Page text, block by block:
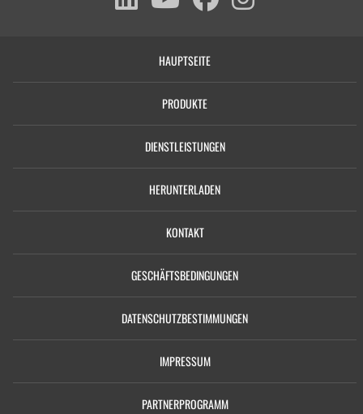
HAUPTSEITE
PRODUKTE
DIENSTLEISTUNGEN
HERUNTERLADEN
KONTAKT
GESCHÄFTSBEDINGUNGEN
DATENSCHUTZBESTIMMUNGEN
IMPRESSUM
PARTNERPROGRAMM